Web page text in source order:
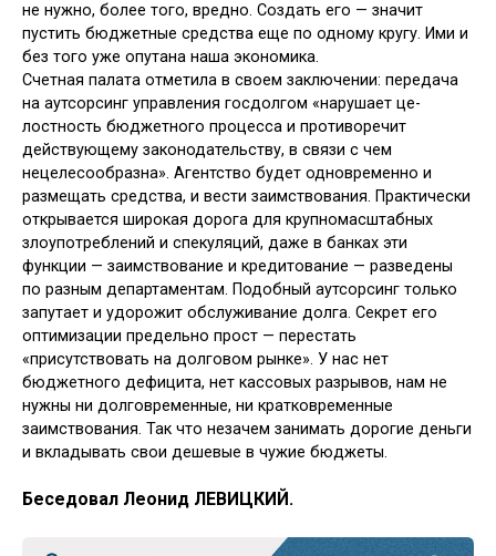
не нужно, более того, вредно. Создать его — значит
пустить бюджетные сред­ства еще по одному кругу. Ими и
без того уже опутана наша экономика.
Счетная палата отметила в своем заключении: передача
на аутсорсинг управления госдолгом «нарушает це­
лостность бюджетного процесса и про­тиворечит
действующему законода­тельству, в связи с чем
нецелесообраз­на». Агентство будет одновременно и
размещать средства, и вести заимство­вания. Практически
открывается ши­рокая дорога для крупномасштабных
злоупотреблений и спекуляций, даже в банках эти
функции — заимствование и кредитование — разведены
по раз­ным департаментам. Подобный аутсорсинг только
запутает и удорожит обслуживание долга. Секрет его
опти­мизации предельно прост — перестать
«присутствовать на долговом рынке». У нас нет
бюджетного дефицита, нет кассовых разрывов, нам не
нужны ни долговременные, ни кратковременные
заимствования. Так что незачем за­нимать дорогие деньги
и вкладывать свои дешевые в чужие бюджеты.
Беседовал Леонид ЛЕВИЦКИЙ.